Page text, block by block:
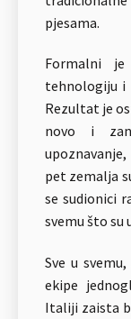
pjesama.
Formalni
tehnologiju i
Rezultat je
novo i
pet zemalja
se sudionici
svemu što su
Sve u
ekipe
Italiji zaista